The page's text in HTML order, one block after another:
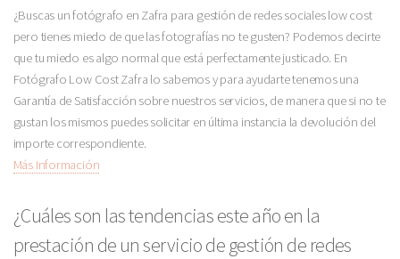
¿Buscas un fotógrafo en Zafra para gestión de redes sociales low cost
pero tienes miedo de que las fotografías no te gusten? Podemos decirte
que tu miedo es algo normal que está perfectamente justicado. En
Fotógrafo Low Cost Zafra lo sabemos y para ayudarte tenemos una
Garantía de Satisfacción sobre nuestros servicios, de manera que si no te
gustan los mismos puedes solicitar en última instancia la devolución del
importe correspondiente.
Más Información
¿Cuáles son las tendencias este año en la
prestación de un servicio de gestión de redes